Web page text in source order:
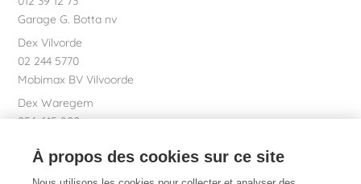
Garage G. Botta nv
Dex Vilvorde
02 244 5770
Mobimax BV Vilvoorde
Dex Waregem
056 615 800
Dex SA Siège social
À propos des cookies sur ce site